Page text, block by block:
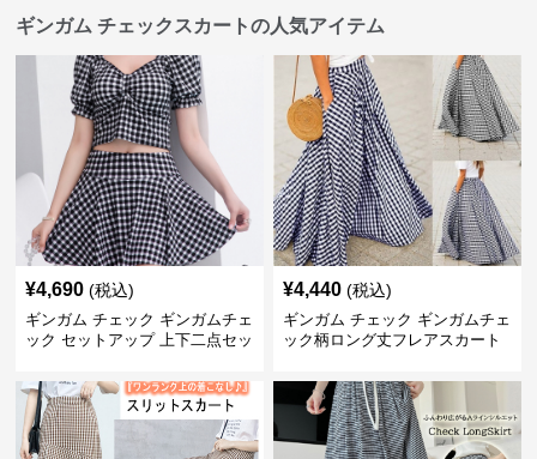
ギンガム チェックスカートの人気アイテム
¥4,690 (税込)
ギンガム チェック ギンガムチェ
ック セットアップ 上下二点セッ
¥4,440 (税込)
ギンガム チェック ギンガムチェ
ック柄ロング丈フレアスカート